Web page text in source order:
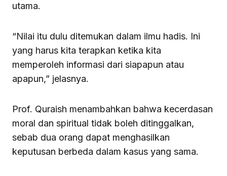
utama.
“Nilai itu dulu ditemukan dalam ilmu hadis. Ini
yang harus kita terapkan ketika kita
memperoleh informasi dari siapapun atau
apapun,” jelasnya.
Prof. Quraish menambahkan bahwa kecerdasan
moral dan spiritual tidak boleh ditinggalkan,
sebab dua orang dapat menghasilkan
keputusan berbeda dalam kasus yang sama.